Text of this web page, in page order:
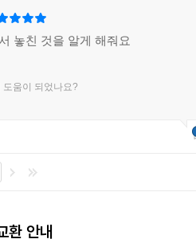
놓친 것을 알게 해줘요
도움이 되었나요?
환 안내